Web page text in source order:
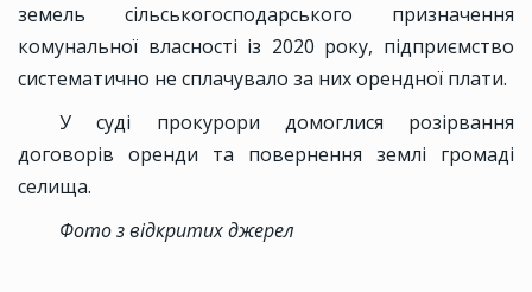
земель сільськогосподарського призначення
комунальної власності із 2020 року, підприємство
систематично не сплачувало за них орендної плати.
У суді прокурори домоглися розірвання
договорів оренди та повернення землі громаді
селища.
Фото з відкритих джерел